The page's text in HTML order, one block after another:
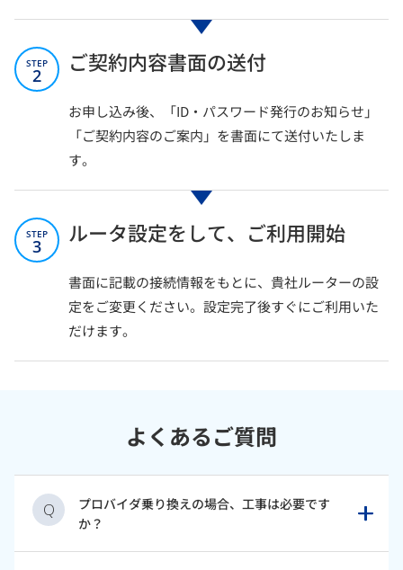
STEP
2 ご契約内容書面の送付
お申し込み後、「ID・パスワード発行のお知らせ」
「ご契約内容のご案内」を書面にて送付いたしま
す。
STEP
3 ルータ設定をして、ご利用開始
書面に記載の接続情報をもとに、貴社ルーターの設
定をご変更ください。設定完了後すぐにご利用いた
だけます。
よくあるご質問
Q
プロバイダ乗り換えの場合、工事は必要です
か？